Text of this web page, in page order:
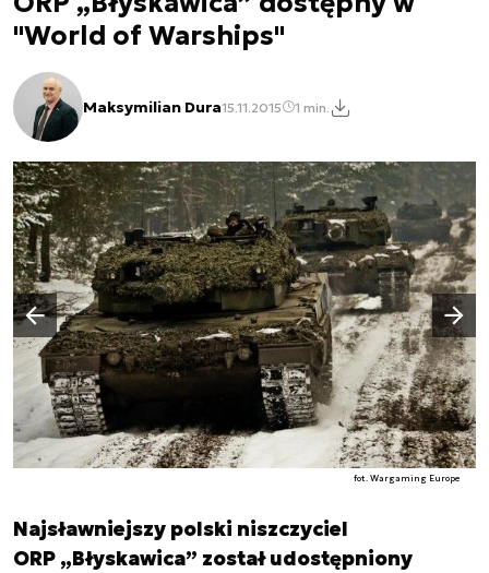
"World of Warships"
Maksymilian Dura15.11.2015 1 min.
fot. Wargaming Europe
Poprzedni slajd
Następny slajd
Najsławniejszy polski niszczyciel
ORP „Błyskawica” został udostępniony